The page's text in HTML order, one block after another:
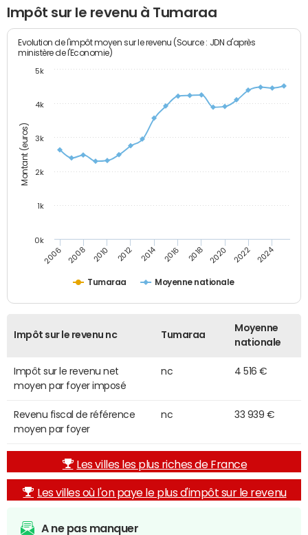
Impôt sur le revenu à Tumaraa
Montant (euros)
Evolution de l'impôt moyen sur le revenu (Source : JDN d'après
ministère de l'Economie)
Tumaraa Moyenne nationale
2006 2008 2010 2012 2014 2016 2018 2020 2022 2024
0k
1k
2k
3k
4k
5k
Impôt sur le revenu nc Tumaraa
Moyenne
nationale
Impôt sur le revenu net
moyen par foyer imposé
nc 4 516 €
Revenu fiscal de référence
moyen par foyer
nc 33 939 €
Les villes les plus riches de France
Les villes où l'on paye le plus d'impôt sur le revenu
A ne pas manquer